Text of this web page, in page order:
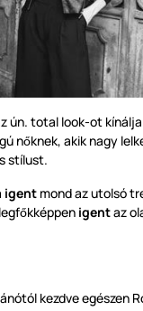
ún. total look-ot
nőknek, akik nagy
stílust.
igent mond az utolsó
őkképpen igentaz
kezdve egészen